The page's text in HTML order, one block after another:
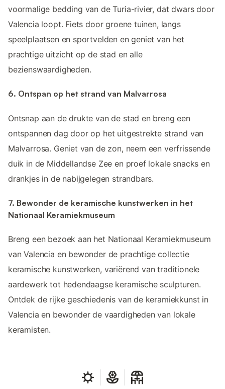
voormalige bedding van de Turia-rivier, dat dwars door
Valencia loopt. Fiets door groene tuinen, langs
speelplaatsen en sportvelden en geniet van het
prachtige uitzicht op de stad en alle
bezienswaardigheden.
6. Ontspan op het strand van Malvarrosa
Ontsnap aan de drukte van de stad en breng een
ontspannen dag door op het uitgestrekte strand van
Malvarrosa. Geniet van de zon, neem een verfrissende
duik in de Middellandse Zee en proef lokale snacks en
drankjes in de nabijgelegen strandbars.
7. Bewonder de keramische kunstwerken in het
Nationaal Keramiekmuseum
Breng een bezoek aan het Nationaal Keramiekmuseum
van Valencia en bewonder de prachtige collectie
keramische kunstwerken, variërend van traditionele
aardewerk tot hedendaagse keramische sculpturen.
Ontdek de rijke geschiedenis van de keramiekkunst in
Valencia en bewonder de vaardigheden van lokale
keramisten.